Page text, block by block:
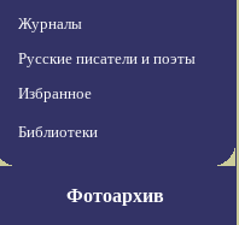
Журналы
Русские писатели и поэты
Избранное
Библиотеки
Фотоархив